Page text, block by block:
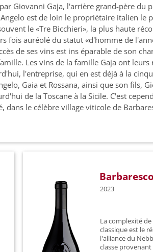
Giovanni Gaja, l'arrière grand-père du
est de loin le propriétaire italien le
le «Tre Bicchieri», la plus haute
fois auréolé du statut «d'homme de
de ses vins est ins éparable de son
Les vins de la famille Gaja ont leurs
l'entreprise, qui en est déjà à la
Gaia et Rossana, ainsi que son fils,
de la Toscane à la Sicile. C'est
dans le célèbre village viticole de
2023
La complexité de
classique est le
l'alliance du
classe